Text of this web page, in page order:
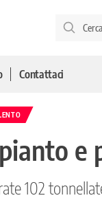
Contattaci
102